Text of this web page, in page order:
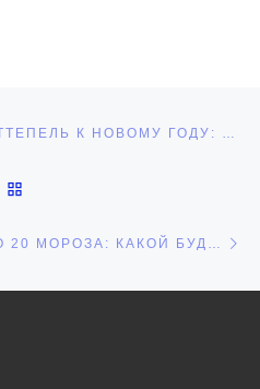
МОРОЗ БЕЗ СНЕГА И ОТТЕПЕЛЬ К НОВОМУ ГОДУ: КАКОЙ БУДЕТ ПОГОДА В ДЕКАБРЕ 2023 ГОДА В ВОЛГОГРАДЕ И ОБЛАСТИ